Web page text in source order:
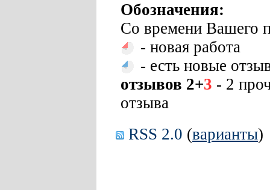
Обозначения:
Со времени Вашего
- новая работа
- есть новые
отзывов 2+3 - 2
отзыва
RSS 2.0 (варианты)